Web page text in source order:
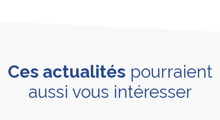
Ces actualités pourraient
aussi vous intéresser